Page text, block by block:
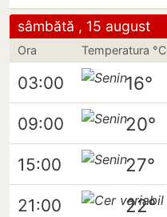
sâmbătă , 15 august
Ora Temperatura °C
03:00 16°
09:00 20°
15:00 27°
21:00 22°